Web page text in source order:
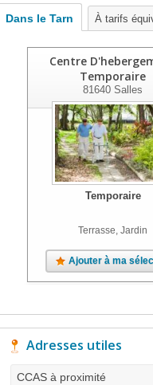
Dans le Tarn À tarifs
Centre
Temporaire
81640 Salles
Temporaire
Terrasse, Jardin
Ajouter à ma
Adresses utiles
CCAS à proximité